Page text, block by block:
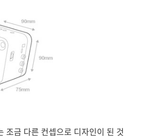
조금 다른 컨셉으로 디자인이 된 것